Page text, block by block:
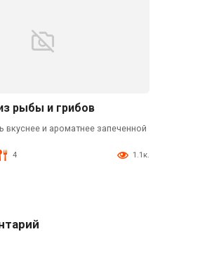
рыбы и грибов
вкуснее и ароматнее запеченной
4 1.1к.